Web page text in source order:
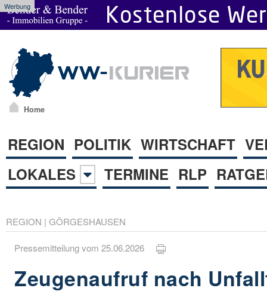
Werbung
Home
REGION POLITIK WIRTSCHAFT
LOKALES
TERMINE RLP
REGION | GÖRGESHAUSEN
Pressemitteilung vom 25.06.2026
Zeugenaufruf nach